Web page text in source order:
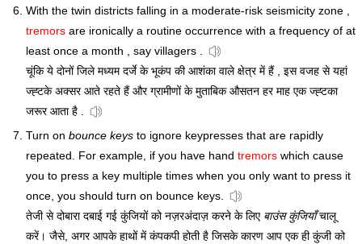
With the twin districts falling in a moderate-risk seismicity zone ,
tremors are ironically a routine occurrence with a frequency of at
least once a month , say villagers .
चूंकि ये दोनों जिले मध्यम दर्जे के भूकंप की आशंका वाले क्षेत्र में हैं , इस वजह से यहां
ज्ह्टके अक्सर आते रहते हैं और ग्रामीणों के मुताबिक औसतन हर माह एक ज्ह्टका
जरूर आता है .
Turn on bounce keys to ignore keypresses that are rapidly
repeated. For example, if you have hand tremors which cause
you to press a key multiple times when you only want to press it
once, you should turn on bounce keys.
तेजी से दोबारा दबाई गई कुंजियों को नज़रअंदाज़ करने के लिए बाउंस कुंजियाँचालू
करें। जैसे, अगर आपके हाथों में कंपकपी होती है जिसके कारण आप एक ही कुंजी को